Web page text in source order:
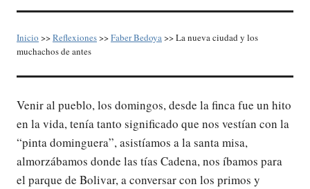
Inicio >>Reflexiones>>Faber Bedoya>> La nueva ciudad y los
muchachos de antes
Venir al pueblo, los domingos, desde la finca fue un hito
en la vida, tenía tanto significado que nos vestían con la
“pinta dominguera”, asistíamos a la santa misa,
almorzábamos donde las tías Cadena, nos íbamos para
el parque de Bolivar, a conversar con los primos y